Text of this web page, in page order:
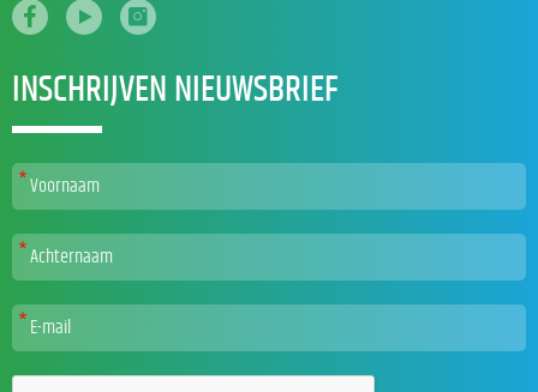
INSCHRIJVEN NIEUWSBRIEF